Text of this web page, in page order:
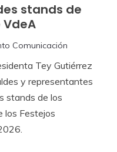
stands de
Comunicación
Tey Gutiérrez
y representantes
stands de los
los Festejos